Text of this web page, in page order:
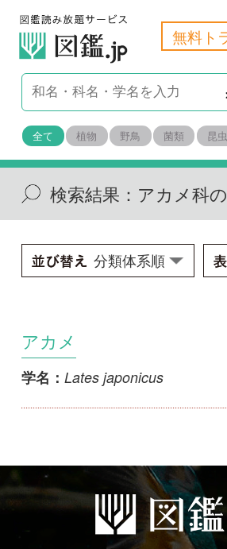
無料トライア
×
全て 植物 野鳥 菌類 昆虫 ほか
検索結果：アカメ科のほか
初めての方へ コース一覧
掲載図鑑一覧 よ